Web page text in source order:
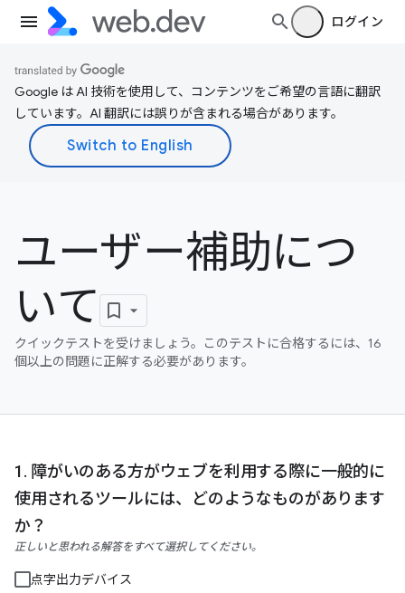
ログイン
Google は AI 技術を使用して、コンテンツをご希望の言語に翻訳
しています。AI 翻訳には誤りが含まれる場合があります。
ユーザー補助につ
いて
クイックテストを受けましょう。このテストに合格するには、16
個以上の問題に正解する必要があります。
障がいのある方がウェブを利用する際に一般的に
使用されるツールには、どのようなものがあります
か？
正しいと思われる解答をすべて選択してください。
点字出力デバイス